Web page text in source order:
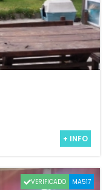
+ INFO
VERIFICADO MA517